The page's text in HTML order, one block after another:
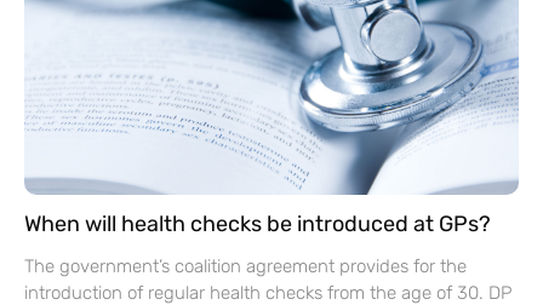
When will health checks be introduced at GPs?
The government’s coalition agreement provides for the
introduction of regular health checks from the age of 30. DP